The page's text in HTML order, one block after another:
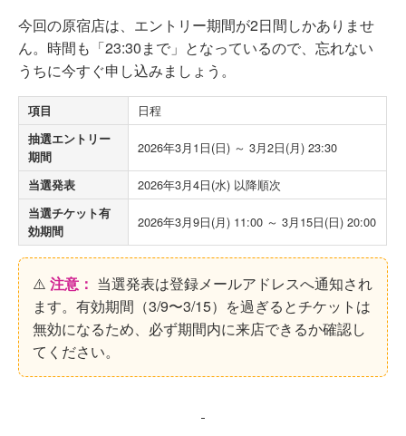
今回の原宿店は、エントリー期間が2日間しかありませ
ん。時間も「23:30まで」となっているので、忘れない
うちに今すぐ申し込みましょう。
項目 日程
抽選エントリー
期間
2026年3月1日(日) ～ 3月2日(月) 23:30
当選発表 2026年3月4日(水) 以降順次
当選チケット有
効期間
2026年3月9日(月) 11:00 ～ 3月15日(日) 20:00
⚠️注意： 当選発表は登録メールアドレスへ通知され
ます。有効期間（3/9〜3/15）を過ぎるとチケットは
無効になるため、必ず期間内に来店できるか確認し
てください。